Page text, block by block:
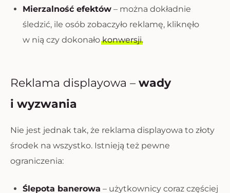
Mierzalność efektów – można dokładnie
śledzić, ile osób zobaczyło reklamę, kliknęło
w nią czy dokonałokonwersji.
Reklama displayowa – wady
i wyzwania
Nie jest jednak tak, że reklama displayowa to złoty
środek na wszystko. Istnieją też pewne
ograniczenia:
Ślepota banerowa – użytkownicy coraz częściej